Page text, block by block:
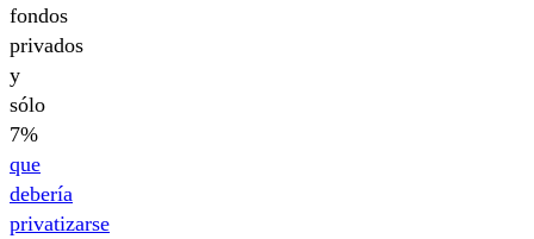
fondos
privados
y
sólo
7%
que
debería
privatizarse